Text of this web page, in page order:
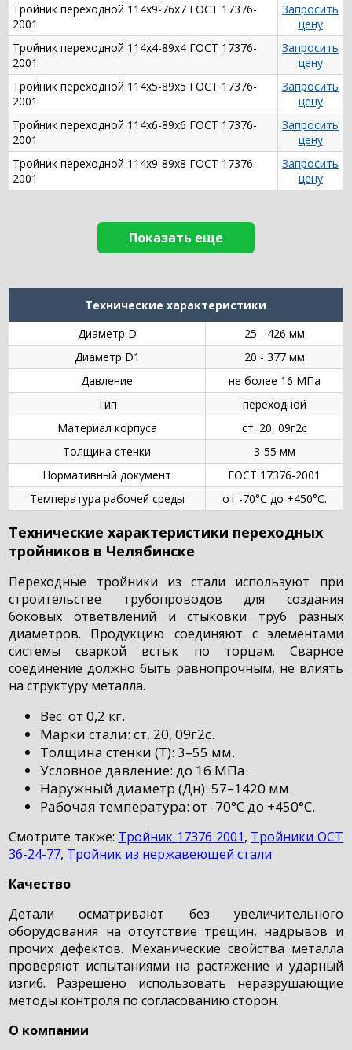
Тройник переходной 114х9-76х7 ГОСТ 17376-
2001
Запросить
цену
Тройник переходной 114х4-89х4 ГОСТ 17376-
2001
Запросить
цену
Тройник переходной 114х5-89х5 ГОСТ 17376-
2001
Запросить
цену
Тройник переходной 114х6-89х6 ГОСТ 17376-
2001
Запросить
цену
Тройник переходной 114х9-89х8 ГОСТ 17376-
2001
Запросить
цену
Показать еще
Технические характеристики
Диаметр D
25 - 426 мм
Диаметр D1
20 - 377 мм
Давление
не более 16 МПа
Тип
переходной
Материал корпуса
ст. 20, 09г2с
Толщина стенки
3-55 мм
Нормативный документ
ГОСТ 17376-2001
Температура рабочей среды
от -70°C до +450°C.
Технические характеристики переходных
тройников в Челябинске
Переходные тройники из стали используют при
строительстве трубопроводов для создания
боковых ответвлений и стыковки труб разных
диаметров. Продукцию соединяют с элементами
системы сваркой встык по торцам. Сварное
соединение должно быть равнопрочным, не влиять
на структуру металла.
Вес: от 0,2 кг.
Марки стали: ст. 20, 09г2с.
Толщина стенки (Т): 3–55 мм.
Условное давление: до 16 МПа.
Наружный диаметр (Дн): 57–1420 мм.
Рабочая температура: от -70°С до +450°С.
Смотрите также: Тройник 17376 2001, Тройники ОСТ
36-24-77, Тройник из нержавеющей стали
Качество
Детали осматривают без увеличительного
оборудования на отсутствие трещин, надрывов и
прочих дефектов. Механические свойства металла
проверяют испытаниями на растяжение и ударный
изгиб. Разрешено использовать неразрушающие
методы контроля по согласованию сторон.
О компании